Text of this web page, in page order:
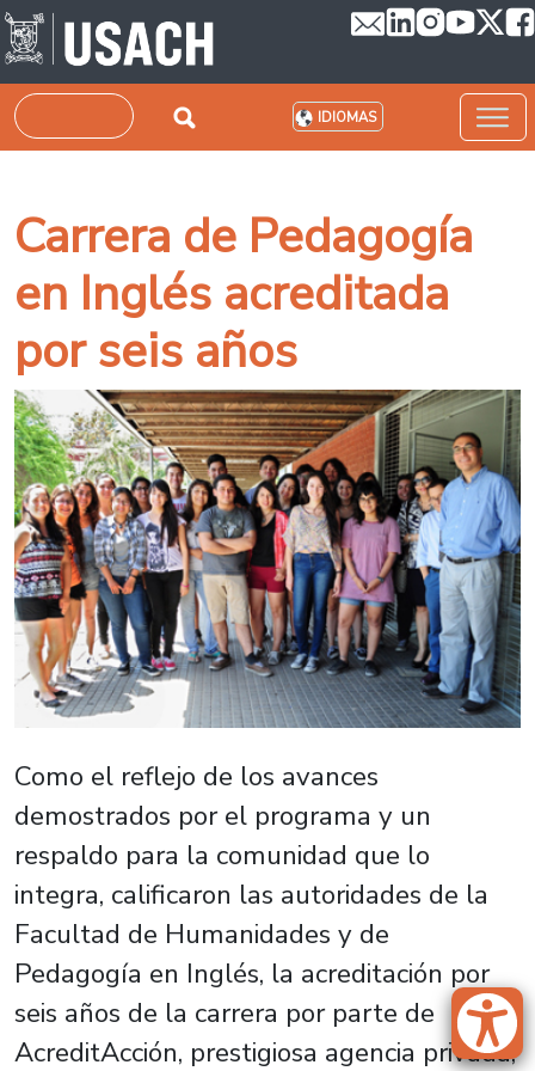
Pasar al contenido principal
Buscar IDIOMAS
Carrera de Pedagogía
en Inglés acreditada
por seis años
Como el reflejo de los avances
demostrados por el programa y un
respaldo para la comunidad que lo
integra, calificaron las autoridades de la
Facultad de Humanidades y de
Pedagogía en Inglés, la acreditación por
seis años de la carrera por parte de
AcreditAcción, prestigiosa agencia privada,